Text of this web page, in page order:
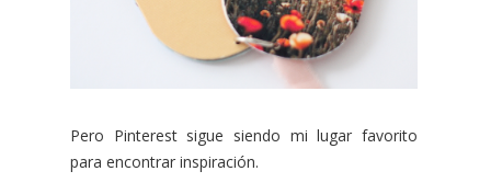
Pero Pinterest sigue siendo mi lugar favorito
para encontrar inspiración.